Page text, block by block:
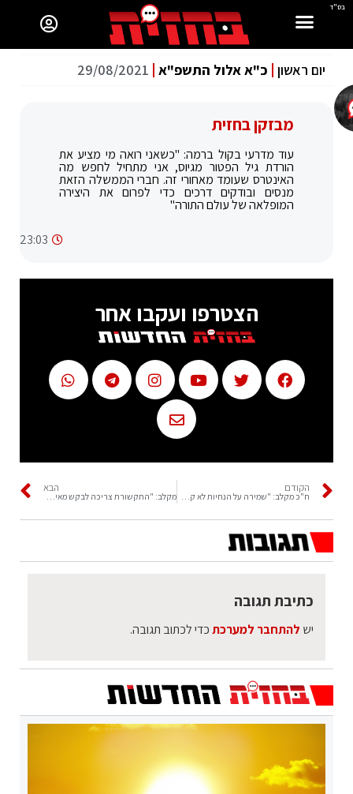
בס"ד
יום ראשון כ"א אלול התשפ"א 29/08/2021
מבזקן בחזית
עוד מדרעי בקול ברמה: "כשאני רואה מי מציע את
הורדת גיל הפטור מגיוס, אני מתחיל לחפש מה
האינטרס שעומד מאחורי זה. חברי הממשלה הזאת
מנסים ובודקים דרכים כדי לפרום את היצירה
המופלאה של עולם התורה"
23:03
הצטרפו ועקבו אחר
הקודם הבא
כתיבת תגובה
יש להתחבר למערכתכדי לכתוב תגובה.